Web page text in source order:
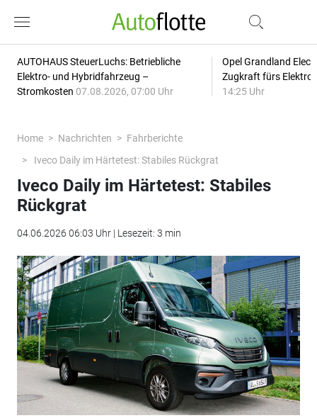
AUTOHAUS SteuerLuchs: Betriebliche
Elektro- und Hybridfahrzeug –
Stromkosten 07.08.2026, 07:00 Uhr
Opel Grandland
Zugkraft fürs
14:25 Uhr
Home Nachrichten
Fahrberichte
Iveco Daily im Härtetest: Stabiles Rückgrat
Iveco Daily im Härtetest: Stabiles
Rückgrat
04.06.2026 06:03 Uhr | Lesezeit: 3 min